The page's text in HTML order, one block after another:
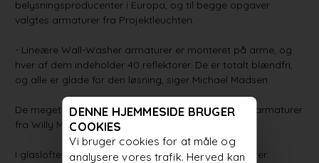
belysningsproducenter i Europa, og til begge opgaver
valgtes armaturer fra Projektleuchten.
- Lineære Wall-Washer armaturer er monteret på arme, og
hver af dem indeholder 40 reflektorer. De er totalt blændfri,
og alle er glade for den løsning, siger Michael Madsen
De meget markante betonsøjler oplyses af facadearmaturer
fra Willy Meyer.
I glasloftet er monteret runde smal strålet projektører.
DENNE HJEMMESIDE BRUGER
COOKIES
Vi bruger cookies for at måle og
analysere vores trafik. Herved kan